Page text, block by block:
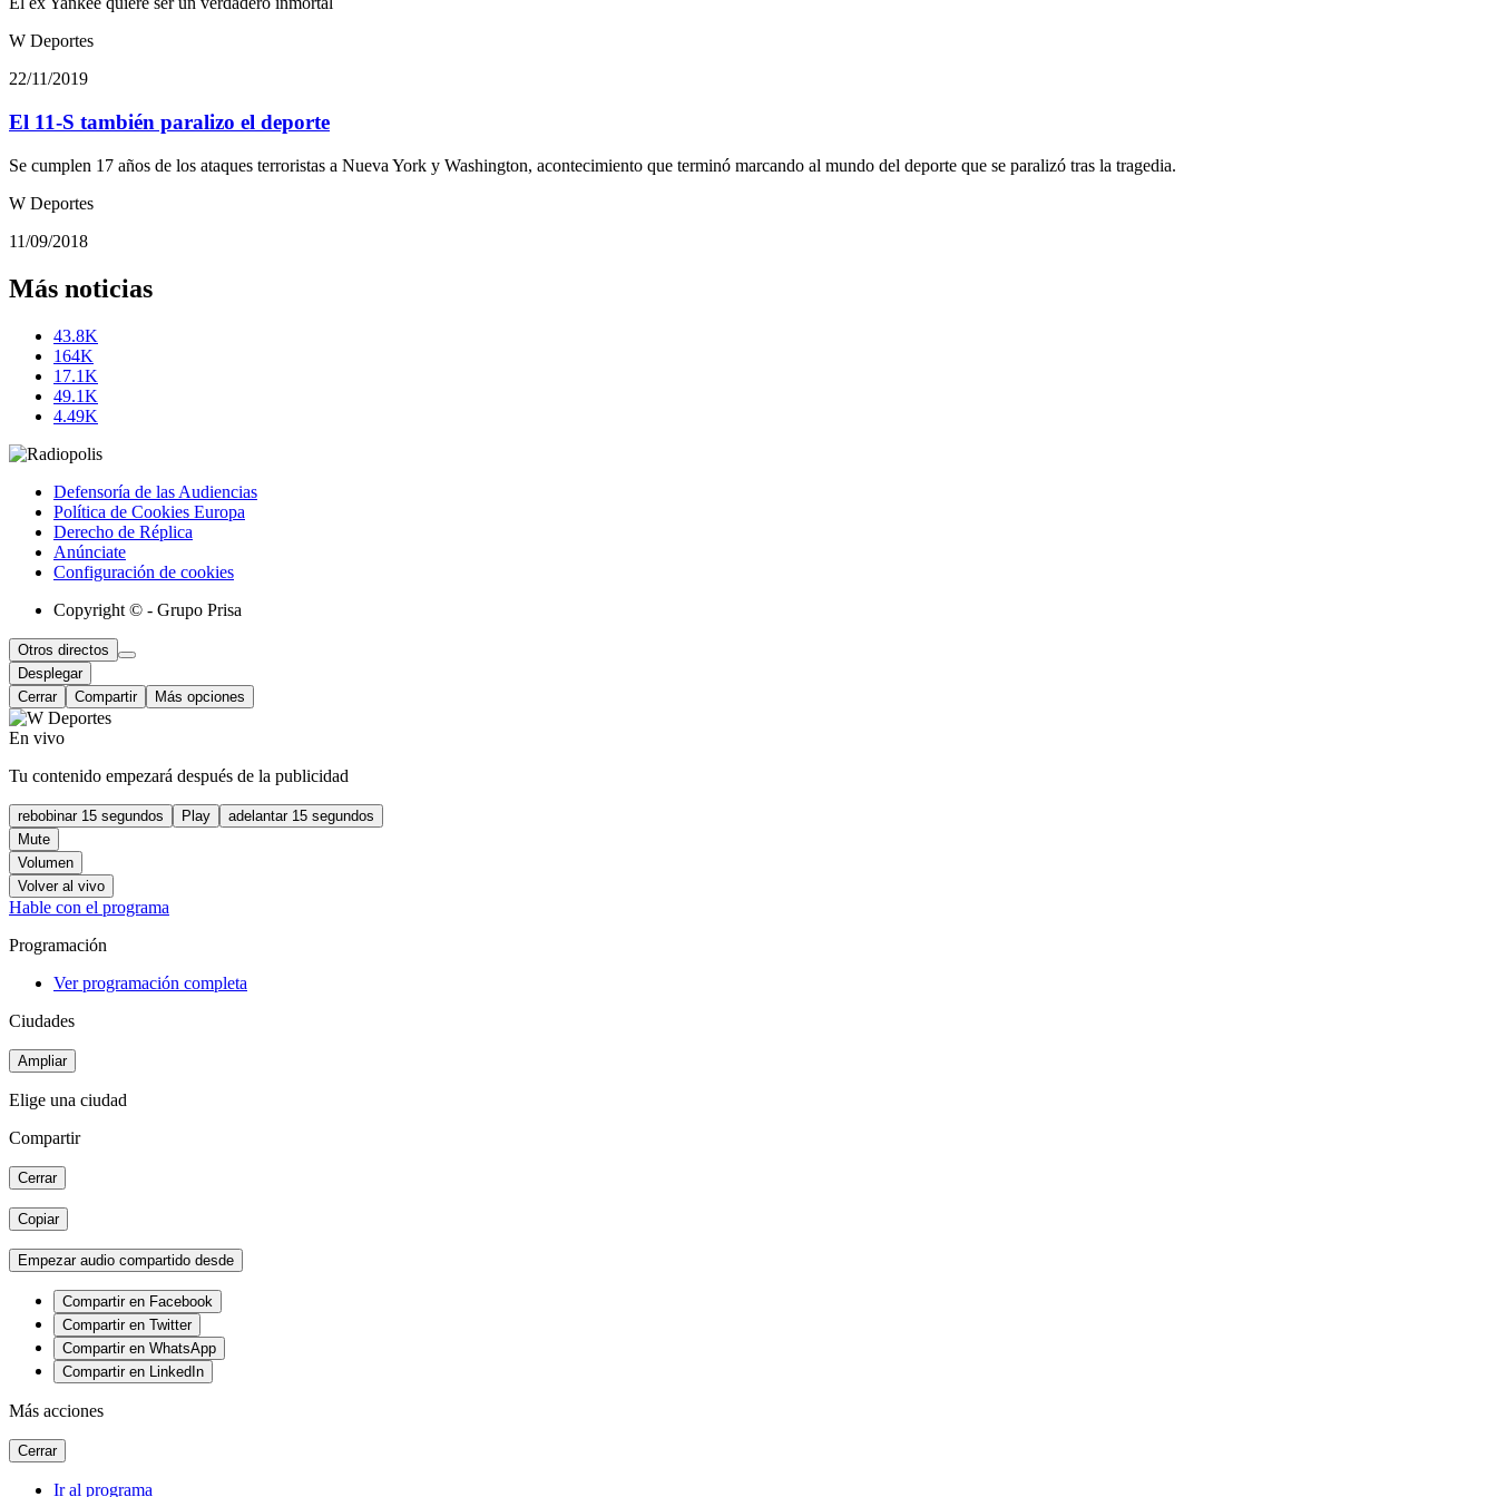
W Deportes
22/11/2019
El 11-S también paralizo el deporte
Se cumplen 17 años de los ataques terroristas a Nueva York y Washington, acontecimiento que terminó marcando al mundo del deporte que se paralizó tras la tragedia.
W Deportes
11/09/2018
Más noticias
43.8K
164K
17.1K
49.1K
4.49K
Defensoría de las Audiencias
Política de Cookies Europa
Derecho de Réplica
Anúnciate
Configuración de cookies
Copyright © - Grupo Prisa
Otros directos
Desplegar
Cerrar
Compartir Más opciones
En vivo
Tu contenido empezará después de la publicidad
rebobinar 15 segundos Play
adelantar 15 segundos
Mute
Volumen
Volver al vivo
Hable con el programa
Programación
Ver programación completa
Ciudades
Ampliar
Elige una ciudad
Compartir
Cerrar
Copiar
Empezar audio compartido desde
Compartir en Facebook
Compartir en Twitter
Compartir en WhatsApp
Compartir en LinkedIn
Más acciones
Cerrar
Ir al programa